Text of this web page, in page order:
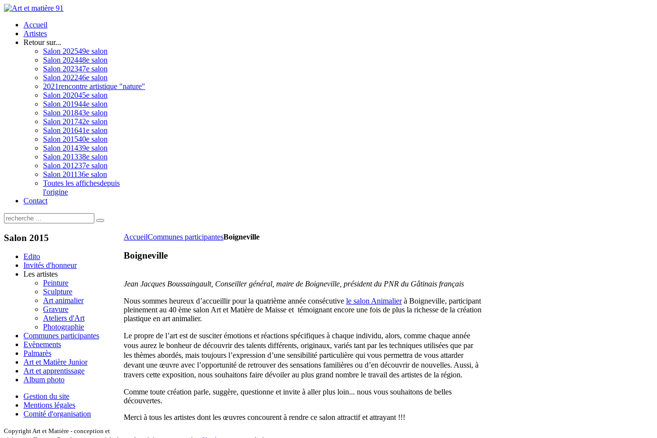
Accueil
Artistes
Retour sur...
Salon 202549e salon
Salon 202448e salon
Salon 202347e salon
Salon 202246e salon
2021rencontre artistique "nature"
Salon 202045e salon
Salon 201944e salon
Salon 201843e salon
Salon 201742e salon
Salon 201641e salon
Salon 201540e salon
Salon 201439e salon
Salon 201338e salon
Salon 201237e salon
Salon 201136e salon
Toutes les affichesdepuis
l'origine
Contact
AccueilCommunes participantesBoigneville
Boigneville
Jean Jacques Boussaingault, Conseiller général, maire de Boigneville, président du PNR du Gâtinais français
Nous sommes heureux d’accueillir pour la quatrième année consécutive le salon Animalierà Boigneville, participant
pleinement au 40 ème salon Art et Matière de Maisse et témoignant encore une fois de plus la richesse de la création
plastique en art animalier.
Le propre de l’art est de susciter émotions et réactions spécifiques à chaque individu, alors, comme chaque année
vous aurez le bonheur de découvrir des talents différents, originaux, variés tant par les techniques utilisées que par
les thèmes abordés, mais toujours l’expression d’une sensibilité particulière qui vous permettra de vous attarder
devant une œuvre avec l’opportunité de retrouver des sensations familières ou d’en découvrir de nouvelles. Aussi, à
travers cette exposition, nous souhaitons faire dévoiler au plus grand nombre le travail des artistes de la région.
Comme toute création parle, suggère, questionne et invite à aller plus loin... nous vous souhaitons de belles
découvertes.
Merci à tous les artistes dont les œuvres concourent à rendre ce salon attractif et attrayant !!!
Salon 2015
Edito
Invités d'honneur
Les artistes
Peinture
Sculpture
Art animalier
Gravure
Ateliers d'Art
Photographie
Communes participantes
Evènements
Palmarès
Art et Matière Junior
Art et apprentissage
Album photo
Gestion du site
Mentions légales
Comité d'organisation
Copyright Art et Matière - conception et